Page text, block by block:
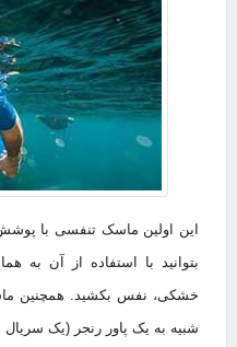
این اولین ماسک تنفسی با
بتوانید با استفاده از آن به
خشکی، نفس بکشید. همچنین
شبیه به یک پاور رنجر (یک